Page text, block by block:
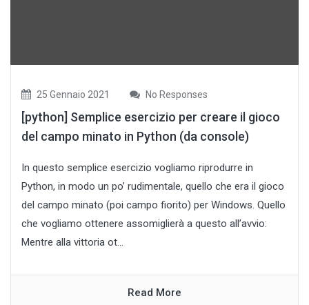
25 Gennaio 2021 No Responses
[python] Semplice esercizio per creare il gioco
del campo minato in Python (da console)
In questo semplice esercizio vogliamo riprodurre in
Python, in modo un po’ rudimentale, quello che era il gioco
del campo minato (poi campo fiorito) per Windows. Quello
che vogliamo ottenere assomiglierà a questo all’avvio:
Mentre alla vittoria ot...
Read More